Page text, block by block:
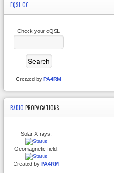
EQSL.CC
Check your eQSL
Created by PA4RM
RADIO PROPAGATIONS
Solar X-rays:
Geomagnetic field:
Created by PA4RM